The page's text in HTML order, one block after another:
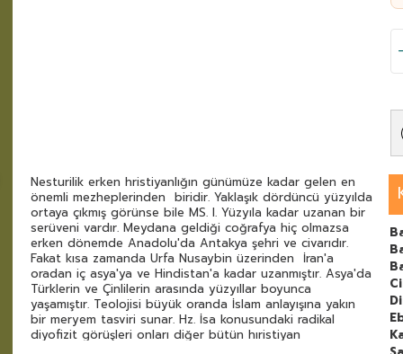
Nesturilik erken hristiyanlığın günümüze kadar gelen en
önemli mezheplerinden biridir. Yaklaşık dördüncü yüzyılda
ortaya çıkmış görünse bile MS. I. Yüzyıla kadar uzanan bir
serüveni vardır. Meydana geldiği coğrafya hiç olmazsa
erken dönemde Anadolu'da Antakya şehri ve civarıdır.
Fakat kısa zamanda Urfa Nusaybin üzerinden İran'a
oradan iç asya'ya ve Hindistan'a kadar uzanmıştır. Asya'da
Türklerin ve Çinlilerin arasında yüzyıllar boyunca
yaşamıştır. Teolojisi büyük oranda İslam anlayışına yakın
bir meryem tasviri sunar. Hz. İsa konusundaki radikal
diyofizit görüşleri onları diğer bütün hıristiyan